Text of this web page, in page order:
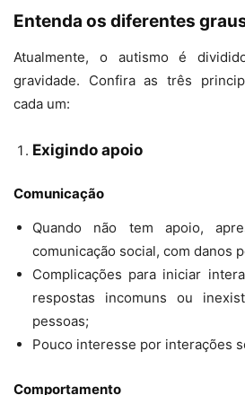
Entenda os diferentes
Atualmente, o autismo é
gravidade. Confira as três
cada um:
Exigindo apoio
Comunicação
Quando não tem apoio,
comunicação social, com danos
Complicações para iniciar
respostas incomuns ou
pessoas;
Pouco interesse por interações
Comportamento